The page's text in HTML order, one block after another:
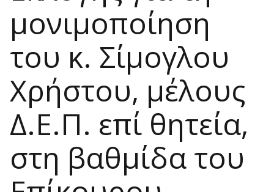
μονιμοποίηση
του κ. Σίμογλου
Χρήστου, μέλους
Δ.Ε.Π. επί θητεία,
στη βαθμίδα του